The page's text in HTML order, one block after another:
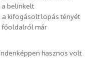
a belinkelt
kifogásolt lopás tényét
főoldalról már
hasznos volt